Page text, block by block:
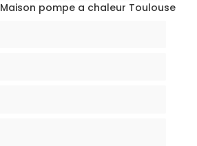
pompe a chaleur Toulouse